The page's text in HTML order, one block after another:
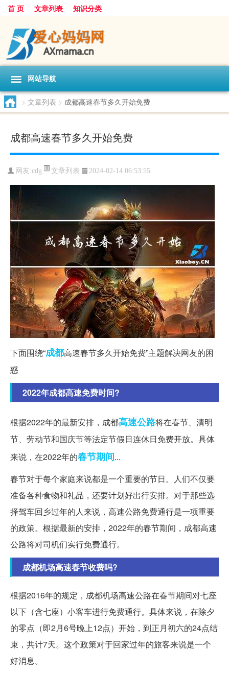
首 页 文章列表 知识分类
网站导航
> 文章列表 > 成都高速春节多久开始免费
成都高速春节多久开始免费
网友:cdg 文章列表 2024-02-14 06:53:55
下面围绕“成都高速春节多久开始免费”主题解决网友的困
惑
2022年成都高速免费时间?
根据2022年的最新安排，成都高速公路将在春节、清明
节、劳动节和国庆节等法定节假日连休日免费开放。具体
来说，在2022年的春节期间...
春节对于每个家庭来说都是一个重要的节日。人们不仅要
准备各种食物和礼品，还要计划好出行安排。对于那些选
择驾车回乡过年的人来说，高速公路免费通行是一项重要
的政策。根据最新的安排，2022年的春节期间，成都高速
公路将对司机们实行免费通行。
成都机场高速春节收费吗?
根据2016年的规定，成都机场高速公路在春节期间对七座
以下（含七座）小客车进行免费通行。具体来说，在除夕
的零点（即2月6号晚上12点）开始，到正月初六的24点结
束，共计7天。这个政策对于回家过年的旅客来说是一个
好消息。